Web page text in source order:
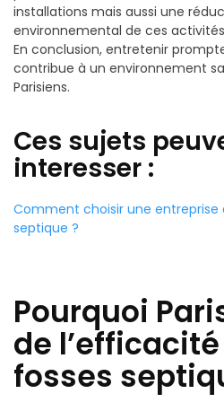
installations mais aussi une
environnemental de ces
En conclusion, entretenir
contribue à un environnement
Parisiens.
Ces sujets
interesser :
Comment choisir une entreprise
septique ?
Pourquoi
de
fosses